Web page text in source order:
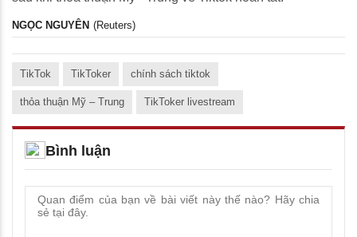
NGỌC NGUYÊN (Reuters)
TikTok TikToker chính sách tiktok
thỏa thuận Mỹ – Trung TikToker livestream
Bình luận